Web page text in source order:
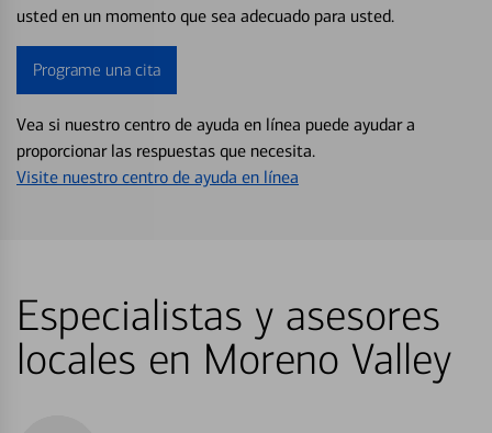
usted en un momento que sea adecuado para usted.
Programe una cita
Vea si nuestro centro de ayuda en línea puede ayudar a
proporcionar las respuestas que necesita.
Visite nuestro centro de ayuda en línea
Especialistas y asesores
locales en Moreno Valley